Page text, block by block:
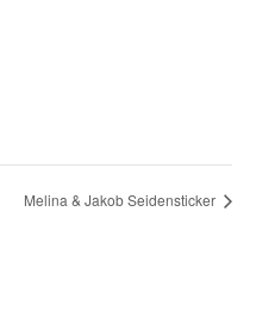
Melina & Jakob Seidensticker